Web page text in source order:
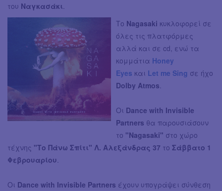
του Ναγκασάκι
Το Nagasaki κυκλοφορεί σε
όλες τις πλατφόρμες
αλλά και σε cd, ενώ τα
κομμάτια Honey
Eyes και Let me Sing σε ήχο
Dolby Atmos
Οι Dance with Invisible
Partners θα παρουσιάσουν
το "Nagasaki" στο χώρο
τέχνης "Το Πάνω Σπίτι" Λ. Αλεξάνδρας 37 το Σάββατο 1
Φεβρουαρίου
Οι Dance with Invisible Partners έχουν υπογράψει σύνθεση